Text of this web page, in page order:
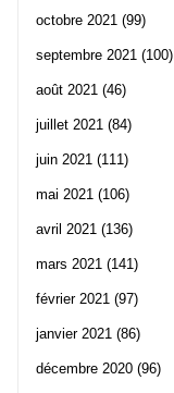
octobre 2021 (99)
septembre 2021 (100)
août 2021 (46)
juillet 2021 (84)
juin 2021 (111)
mai 2021 (106)
avril 2021 (136)
mars 2021 (141)
février 2021 (97)
janvier 2021 (86)
décembre 2020 (96)